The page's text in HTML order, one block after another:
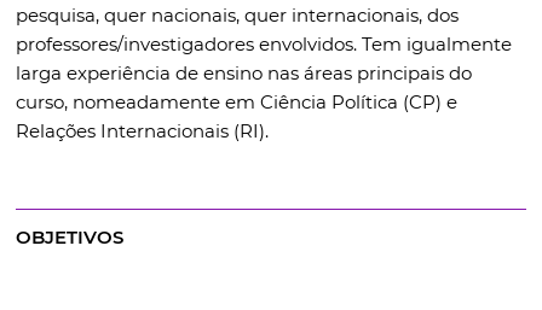
pesquisa, quer nacionais, quer internacionais, dos
professores/investigadores envolvidos. Tem igualmente
larga experiência de ensino nas áreas principais do
curso, nomeadamente em Ciência Política (CP) e
Relações Internacionais (RI).
OBJETIVOS